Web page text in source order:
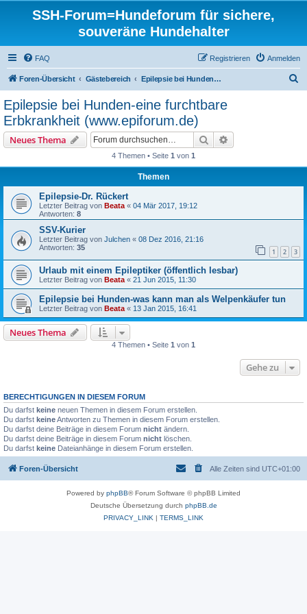
SSH-Forum=Hundeforum für sichere,
souveräne Hundehalter
FAQ Anmelden
Registrieren
Foren-Übersicht Gästebereich Epilepsie bei Hunden-eine furchtbare Erbkrankheit (www.epiforum.de)
Epilepsie bei Hunden-eine furchtbare
Erbkrankheit (www.epiforum.de)
Neues Thema Suche
4 Themen • Seite 1 von 1
Themen
Epilepsie-Dr. Rückert
Letzter Beitrag von Beata « 04 Mär 2017, 19:12
Antworten: 8
SSV-Kurier
Letzter Beitrag von Julchen « 08 Dez 2016, 21:16
Antworten: 35 1 2 3
Urlaub mit einem Epileptiker (öffentlich lesbar)
Letzter Beitrag von Beata « 21 Jun 2015, 11:30
Epilepsie bei Hunden-was kann man als Welpenkäufer tun
Letzter Beitrag von Beata « 13 Jan 2015, 16:41
Neues Thema
4 Themen • Seite 1 von 1
Gehe zu
BERECHTIGUNGEN IN DIESEM FORUM
Du darfst keine neuen Themen in diesem Forum erstellen.
Du darfst keineAntworten zu Themen in diesem Forum erstellen.
Du darfst deine Beiträge in diesem Forum nicht ändern.
Du darfst deine Beiträge in diesem Forum nicht löschen.
Du darfst keine Dateianhänge in diesem Forum erstellen.
Foren-Übersicht Alle Zeiten sind UTC+01:00
Powered by phpBB® Forum Software © phpBB Limited
Deutsche Übersetzung durch phpBB.de
PRIVACY_LINK | TERMS_LINK